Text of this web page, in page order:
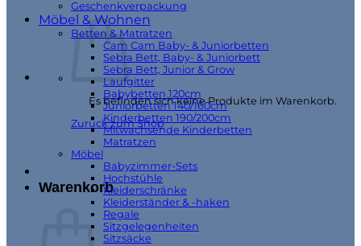
Es befinden sich keine Produkte im Warenkorb.
Zurück zum Shop
Warenkorb
Geschenkverpackung
Möbel & Wohnen
Betten & Matratzen
Cam Cam Baby- & Juniorbetten
Sebra Bett, Baby- & Juniorbett
Sebra Bett, Junior & Grow
Laufgitter
Babybetten 120cm
Juniorbetten 140/160cm
Kinderbetten 190/200cm
Mitwachsende Kinderbetten
Matratzen
Möbel
Babyzimmer-Sets
Hochstühle
Kleiderschränke
Kleiderständer & -haken
Regale
Sitzgelegenheiten
Sitzsäcke